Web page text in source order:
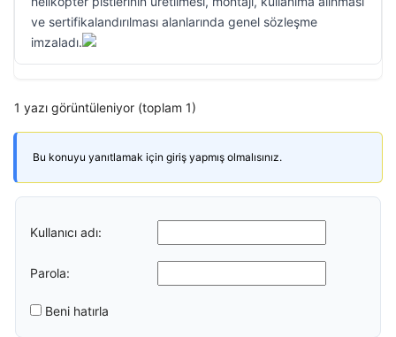
ve sertifikalandırılması alanlarında genel sözleşme
imzaladı.
1 yazı görüntüleniyor (toplam 1)
Bu konuyu yanıtlamak için giriş yapmış olmalısınız.
Kullanıcı adı:
Parola:
Beni hatırla